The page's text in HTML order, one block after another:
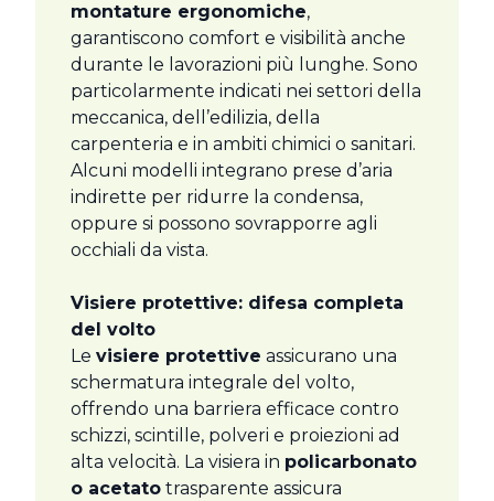
montature ergonomiche,
garantiscono comfort e visibilità anche
durante le lavorazioni più lunghe. Sono
particolarmente indicati nei settori della
meccanica, dell’edilizia, della
carpenteria e in ambiti chimici o sanitari.
Alcuni modelli integrano prese d’aria
indirette per ridurre la condensa,
oppure si possono sovrapporre agli
occhiali da vista.
Visiere protettive: difesa completa
del volto
Le visiere protettive assicurano una
schermatura integrale del volto,
offrendo una barriera efficace contro
schizzi, scintille, polveri e proiezioni ad
alta velocità. La visiera in policarbonato
o acetato trasparente assicura